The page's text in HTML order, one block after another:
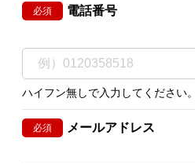
必須 電話番号
ハイフン無しで入力してください。
必須 メールアドレス